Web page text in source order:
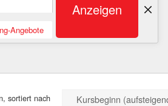
Angebote
Anzeigen
sortiert nach Kursbeginn